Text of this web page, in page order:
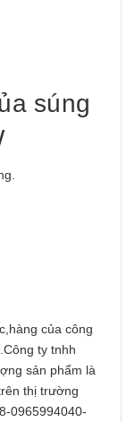
súng
của công
ty tnhh
sản phẩm là
thị trường
0965994040-